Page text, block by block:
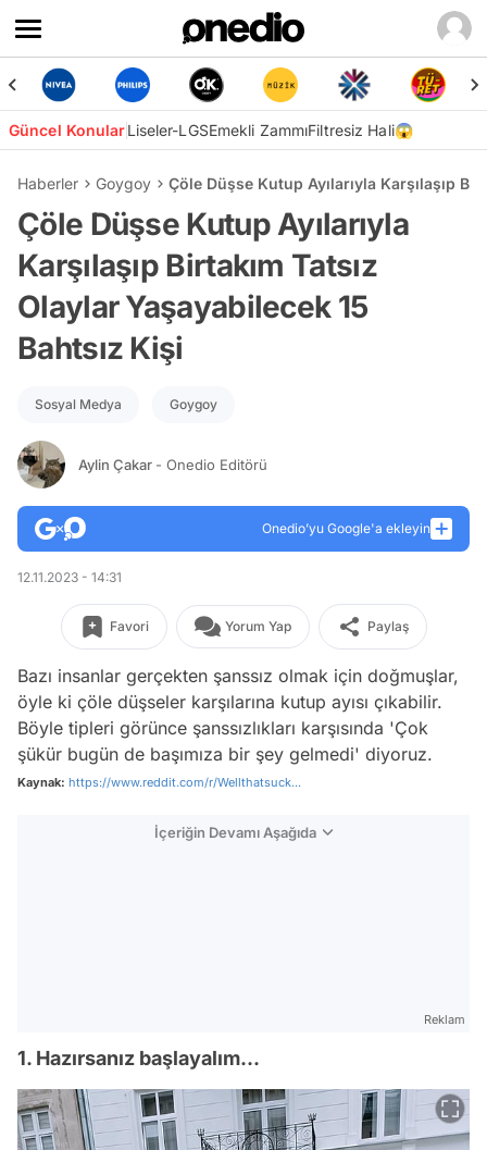
Güncel KonularLiseler-LGSEmekli ZammıFiltresiz Hali😱
Haberler Goygoy Çöle Düşse Kutup Ayılarıyla Karşılaşıp
Çöle Düşse Kutup Ayılarıyla
Karşılaşıp Birtakım Tatsız
Olaylar Yaşayabilecek 15
Bahtsız Kişi
Sosyal Medya Goygoy
Aylin Çakar - Onedio Editörü
Onedio’yu Google'a ekleyin
12.11.2023 - 14:31
Favori Yorum Yap Paylaş
Bazı insanlar gerçekten şanssız olmak için doğmuşlar,
öyle ki çöle düşseler karşılarına kutup ayısı çıkabilir.
Böyle tipleri görünce şanssızlıkları karşısında 'Çok
şükür bugün de başımıza bir şey gelmedi' diyoruz.
Kaynak: https://www.reddit.com/r/Wellthatsuck...
İçeriğin Devamı Aşağıda
Reklam
1. Hazırsanız başlayalım...